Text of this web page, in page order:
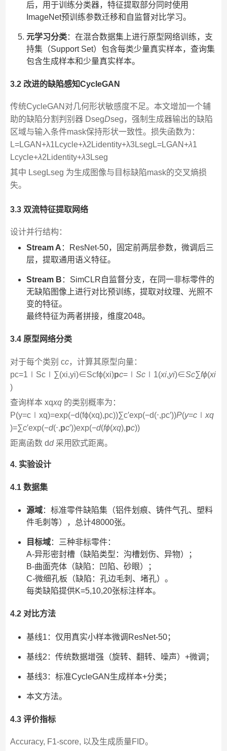
后，用于训练分类器，特征提取部分同时使用
ImageNet预训练参数迁移和自监督对比学习。
元学习分类：在混合数据集上进行原型网络训练，支
持集（Support Set）包含每类少量真实样本，查询集
包含生成样本和少量真实样本。
3.2 改进的缺陷感知CycleGAN
传统CycleGAN对几何形状敏感度不足。本文增加一个辅
助的缺陷分割判别器 DsegDseg​，强制生成器输出的缺陷
区域与输入条件mask保持形状一致性。损失函数为：
L=LGAN+λ1Lcycle+λ2Lidentity+λ3LsegL=LGAN​+λ1​
Lcycle​+λ2​Lidentity​+λ3​Lseg​
其中 LsegLseg​ 为生成图像与目标缺陷mask的交叉熵损
失。
3.3 双流特征提取网络
设计并行结构：
Stream A ：ResNet-50，固定前两层参数，微调后三
层，提取通用语义特征。
Stream B ：SimCLR自监督分支，在同一非标零件的
无缺陷图像上进行对比预训练，提取对纹理、光照不
变的特征。
最终特征为两者拼接，维度2048。
3.4 原型网络分类
对于每个类别 cc，计算其原型向量：
pc=1∣Sc∣∑(xi,yi)∈Scfϕ(xi)pc​=∣ Sc​∣1​(xi​,yi​)∈Sc​∑​fϕ​(xi​
)
查询样本 xqxq​ 的类别概率为：
P(y=c∣xq)=exp⁡(−d(fϕ(xq),pc))∑c′exp⁡(−d(⋅,pc′))P(y=c∣ xq​
)=∑c′​exp(−d(⋅,pc′​))exp(−d(fϕ​(xq​),pc​))​
距离函数 dd采用欧式距离。
4. 实验设计
4.1 数据集
源域：标准零件缺陷集（铝件划痕、铸件气孔、塑料
件毛刺等），总计48000张。
目标域：三种非标零件：
A-异形密封槽（缺陷类型：沟槽划伤、异物）；
B-曲面壳体（缺陷：凹陷、砂眼）；
C-微细孔板（缺陷：孔边毛刺、堵孔）。
每类缺陷提供K=5,10,20张标注样本。
4.2 对比方法
基线1：仅用真实小样本微调ResNet-50；
基线2：传统数据增强（旋转、翻转、噪声）+微调；
基线3：标准CycleGAN生成样本+分类；
本文方法。
4.3 评价指标
Accuracy, F1-score, 以及生成质量FID。